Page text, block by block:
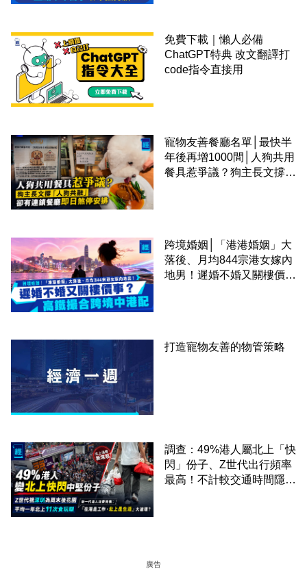
免費下載｜懶人必備
ChatGPT特典 改文翻譯打
code指令直接用
寵物友善餐廳名單│最快半
年後再增1000間│人狗共用
餐具惹爭議？狗主長文撐
跨境婚姻│「港港婚姻」大
落後、月均844宗港女嫁內
地男！遲婚不婚又關樓價
打造寵物友善的物管策略
調查：49%港人屬北上「快
閃」份子、Z世代出行頻率
最高！不計較交通時間隱形
廣告